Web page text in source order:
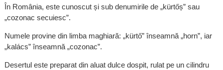
În România, este cunoscut și sub denumirile de „kürtőș” sau
„cozonac secuiesc”.
Numele provine din limba maghiară: „kürtő” înseamnă „horn”, iar
„kalács” înseamnă „cozonac”.
Desertul este preparat din aluat dulce dospit, rulat pe un cilindru